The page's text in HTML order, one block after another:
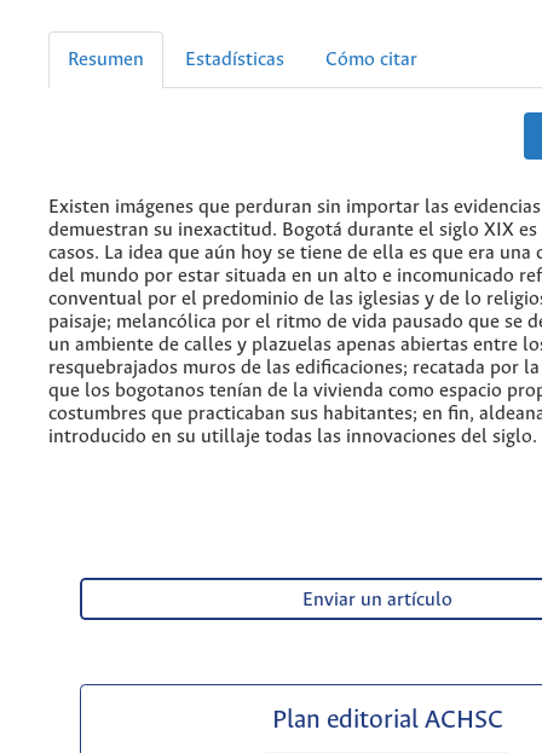
Resumen Estadísticas Cómo citar
Existen imágenes que perduran sin importar las
demuestran su inexactitud. Bogotá durante el siglo XIX
casos. La idea que aún hoy se tiene de ella es que era una
del mundo por estar situada en un alto e incomunicado
conventual por el predominio de las iglesias y de lo
paisaje; melancólica por el ritmo de vida pausado que se
un ambiente de calles y plazuelas apenas abiertas entre
resquebrajados muros de las edificaciones; recatada por
que los bogotanos tenían de la vivienda como espacio
costumbres que practicaban sus habitantes; en fin,
introducido en su utillaje todas las innovaciones del siglo.
Enviar un artículo
Plan editorial ACHSC